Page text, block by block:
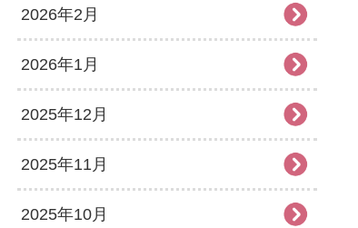
2026年2月
2026年1月
2025年12月
2025年11月
2025年10月